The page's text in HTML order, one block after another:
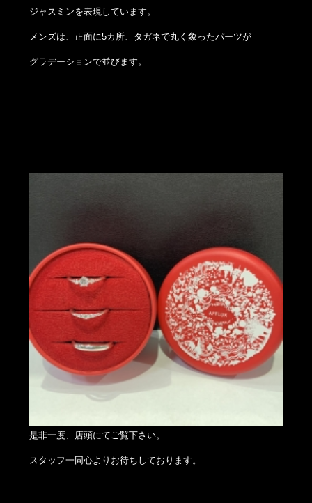
ジャスミンを表現しています。
メンズは、正面に5カ所、タガネで丸く象ったパーツが
グラデーションで並びます。
是非一度、店頭にてご覧下さい。
スタッフ一同心よりお待ちしております。